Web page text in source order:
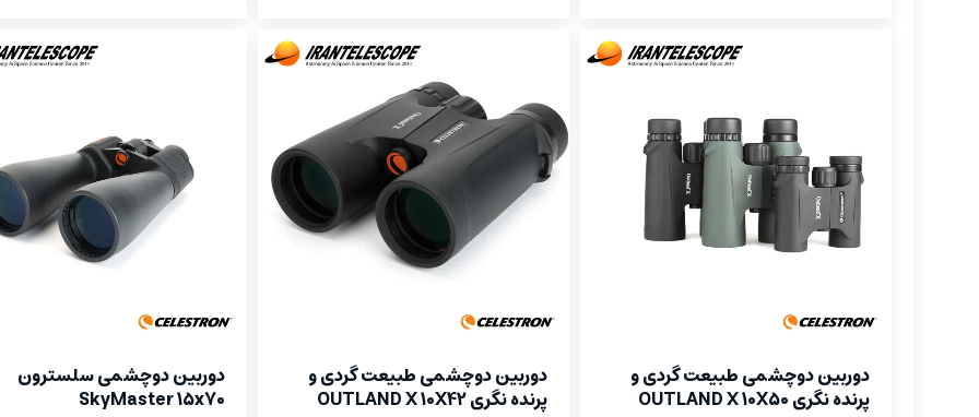
دوربین دوچشمی طبیعت گردی و
پرنده نگری OUTLAND X 10X50
دوربین دوچشمی طبیعت گردی و
پرنده نگری OUTLAND X 10X42
دوربین دوچشمی سلسترون
SkyMaster 15x70